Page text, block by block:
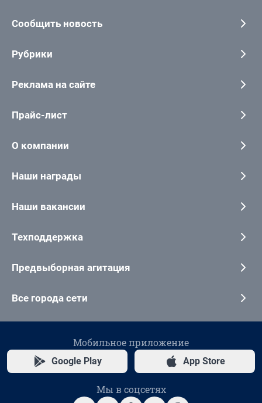
Сообщить новость
Рубрики
Реклама на сайте
Прайс-лист
О компании
Наши награды
Наши вакансии
Техподдержка
Предвыборная агитация
Все города сети
Мобильное приложение
Google Play App Store
Мы в соцсетях